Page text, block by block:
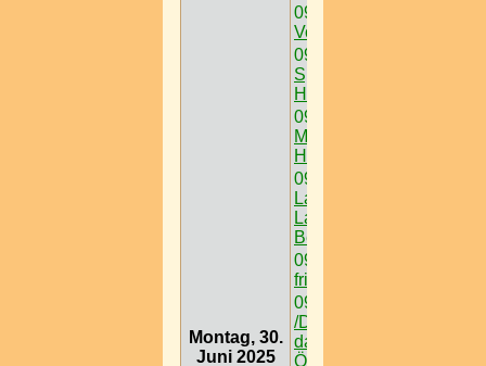
Montag, 30.
Juni 2025
09:00
Volee
09:00
Spanischen
Hofreitschule
09:00
Museum /
Hermesvilla
09:00
Lainzer Tiergarten @
Lainzer Tor > W < 13
Bez
09:00
frischer Wind am See
09:00
/Das Schneedorf -
das 1. Igludorf
Österreichs